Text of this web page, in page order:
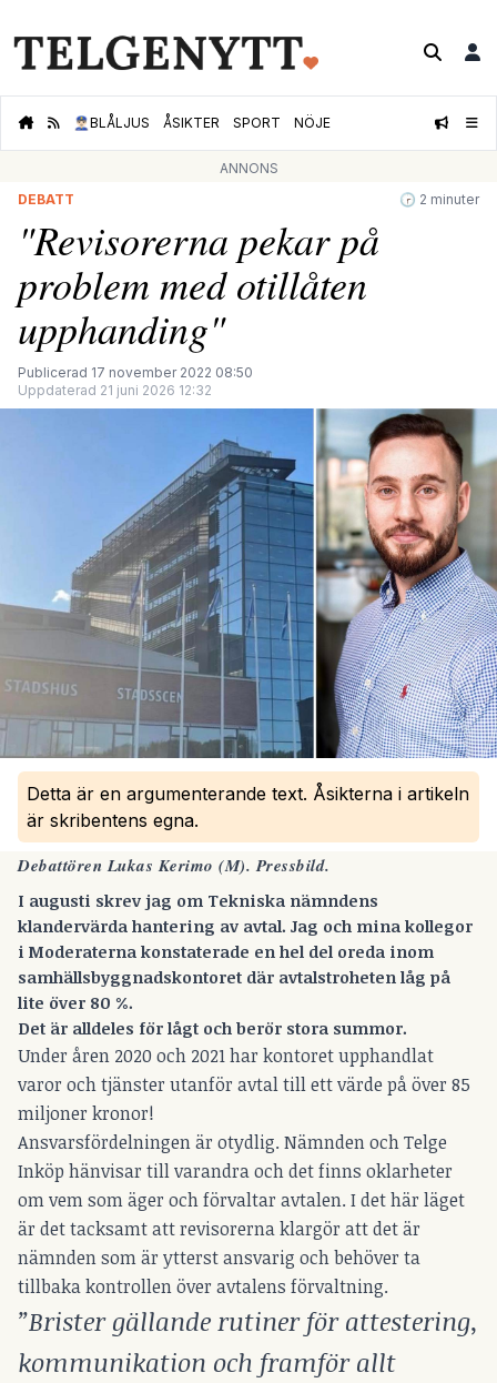
👮🏻‍♂️BLÅLJUS ÅSIKTER SPORT NÖJE
ANNONS
DEBATT
🕝 2 minuter
"Revisorerna pekar på
problem med otillåten
upphanding"
Publicerad 17 november 2022 08:50
Uppdaterad 21 juni 2026 12:32
Detta är en argumenterande text. Åsikterna i artikeln
är skribentens egna.
Debattören Lukas Kerimo (M). Pressbild.
I augusti skrev jag om Tekniska nämndens
klandervärda hantering av avtal. Jag och mina kollegor
i Moderaterna konstaterade en hel del oreda inom
samhällsbyggnadskontoret där avtalstroheten låg på
lite över 80 %.
Det är alldeles för lågt och berör stora summor.
Under åren 2020 och 2021 har kontoret upphandlat
varor och tjänster utanför avtal till ett värde på över 85
miljoner kronor!
Ansvarsfördelningen är otydlig. Nämnden och Telge
Inköp hänvisar till varandra och det finns oklarheter
om vem som äger och förvaltar avtalen. I det här läget
är det tacksamt att revisorerna klargör att det är
nämnden som är ytterst ansvarig och behöver ta
tillbaka kontrollen över avtalens förvaltning.
”Brister gällande rutiner för attestering,
kommunikation och framför allt